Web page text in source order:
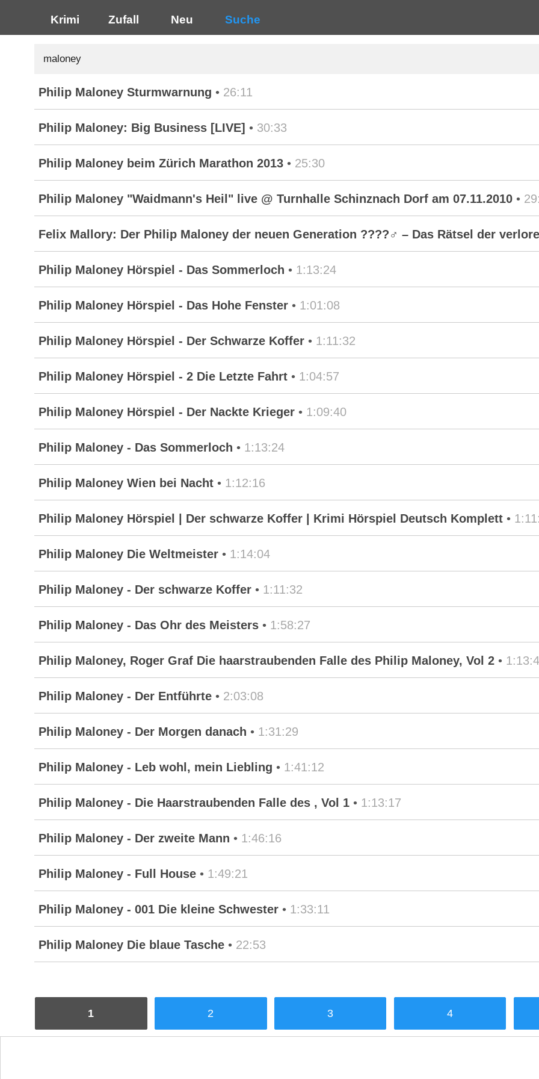
Krimi Zufall Neu Suche
Philip Maloney Sturmwarnung • 26:11
Philip Maloney: Big Business [LIVE] • 30:33
Philip Maloney beim Zürich Marathon 2013 • 25:30
Philip Maloney "Waidmann's Heil" live @ Turnhalle Schinznach Dorf am 07.11.2010 •
Felix Mallory: Der Philip Maloney der neuen Generation ????️‍♂️ – Das Rätsel der
Philip Maloney Hörspiel - Das Sommerloch • 1:13:24
Philip Maloney Hörspiel - Das Hohe Fenster • 1:01:08
Philip Maloney Hörspiel - Der Schwarze Koffer • 1:11:32
Philip Maloney Hörspiel - 2 Die Letzte Fahrt • 1:04:57
Philip Maloney Hörspiel - Der Nackte Krieger • 1:09:40
Philip Maloney - Das Sommerloch • 1:13:24
Philip Maloney Wien bei Nacht • 1:12:16
Philip Maloney Hörspiel | Der schwarze Koffer | Krimi Hörspiel Deutsch Komplett •
Philip Maloney Die Weltmeister • 1:14:04
Philip Maloney - Der schwarze Koffer • 1:11:32
Philip Maloney - Das Ohr des Meisters • 1:58:27
Philip Maloney, Roger Graf Die haarstraubenden Falle des Philip Maloney, Vol 2 •
Philip Maloney - Der Entführte • 2:03:08
Philip Maloney - Der Morgen danach • 1:31:29
Philip Maloney - Leb wohl, mein Liebling • 1:41:12
Philip Maloney - Die Haarstraubenden Falle des , Vol 1 • 1:13:17
Philip Maloney - Der zweite Mann • 1:46:16
Philip Maloney - Full House • 1:49:21
Philip Maloney - 001 Die kleine Schwester • 1:33:11
Philip Maloney Die blaue Tasche • 22:53
1 2 3 4